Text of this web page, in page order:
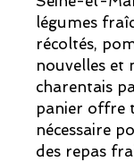
légumes
récoltés,
nouvelles et
charentais
panier offre
nécessaire
des repas